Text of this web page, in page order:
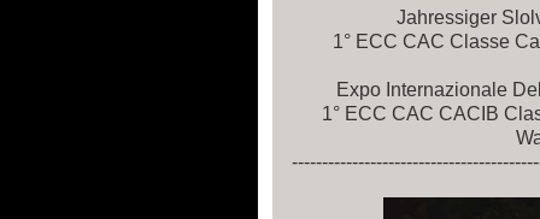
Jahressiger
1° ECC CAC Classe
Expo Internazionale
1° ECC CAC CACIB